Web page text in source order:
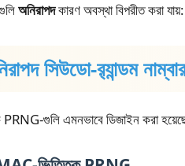
অনিরাপদকারণ অবস্থা বিপরীত
সিউডো-র‍্যান্ডম
PRNG-গুলি এমনভাবে ডিজাইন করা